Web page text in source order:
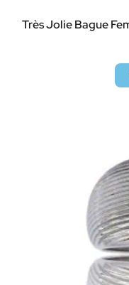
Très Jolie Bague